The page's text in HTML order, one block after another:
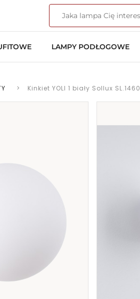
LAMPY PODŁOGOWE
> Kinkiet YOLI 1 biały Sollux SL.1460